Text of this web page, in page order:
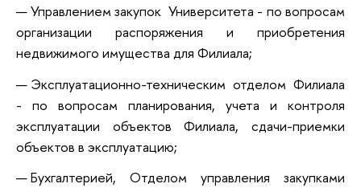
Управлением закупок Университета - по вопросам
организации распоряжения и приобретения
недвижимого имущества для Филиала;
Эксплуатационно-техническим отделом Филиала
- по вопросам планирования, учета и контроля
эксплуатации объектов Филиала, сдачи-приемки
объектов в эксплуатацию;
Бухгалтерией, Отделом управления закупками